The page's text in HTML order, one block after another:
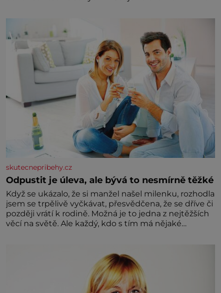
běžné. Její základní složky– sodík a chlór – jsou
zásadní pro správné hospodaření
skutecnepribehy.cz
Odpustit je úleva, ale bývá to nesmírně těžké
Když se ukázalo, že si manžel našel milenku, rozhodla
jsem se trpělivě vyčkávat, přesvědčena, že se dříve či
později vrátí k rodině. Možná je to jedna z nejtěžších
věcí na světě. Ale každý, kdo s tím má nějaké